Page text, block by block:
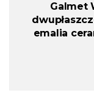
Galmet
emalia